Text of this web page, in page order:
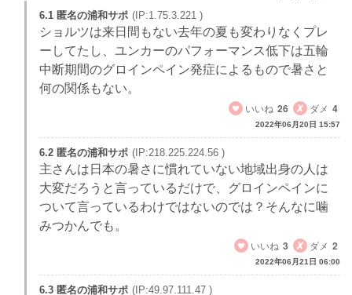
6.1 匿名の浦和サポ (IP:1.75.3.221 )
ショルツは来日間もない去年の夏も変わりなくプレ
ーしてたし、ユンカーのパフォーマンス低下は五輪
中断期間のグロインペイン発症によるもので暑さと
何の関係もない。
いいね 26 ダメ 4
2022年06月20日 15:57
6.2 匿名の浦和サポ (IP:218.225.224.56 )
主さんは日本の暑さに慣れていない地域出身の人は
大変だろうと言っているだけで、グロインペインに
ついて言っているわけではないのでは？そんなに噛
みつかんでも。
いいね 3 ダメ 2
2022年06月21日 06:00
6.3 匿名の浦和サポ (IP:49.97.111.47 )